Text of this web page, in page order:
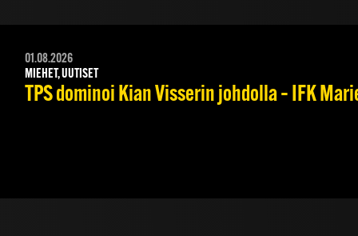
01.08.2026
MIEHET, UUTISET
TPS dominoi Kian Visserin johdolla – IFK